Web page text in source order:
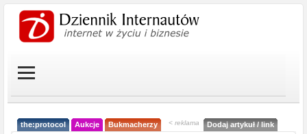
the:protocol Aukcje Bukmacherzy < reklama Dodaj artykuł / link